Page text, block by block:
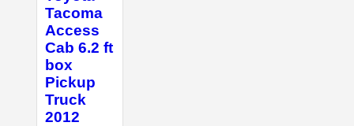
Tacoma
Access
Cab 6.2 ft
box
Pickup
Truck
2012